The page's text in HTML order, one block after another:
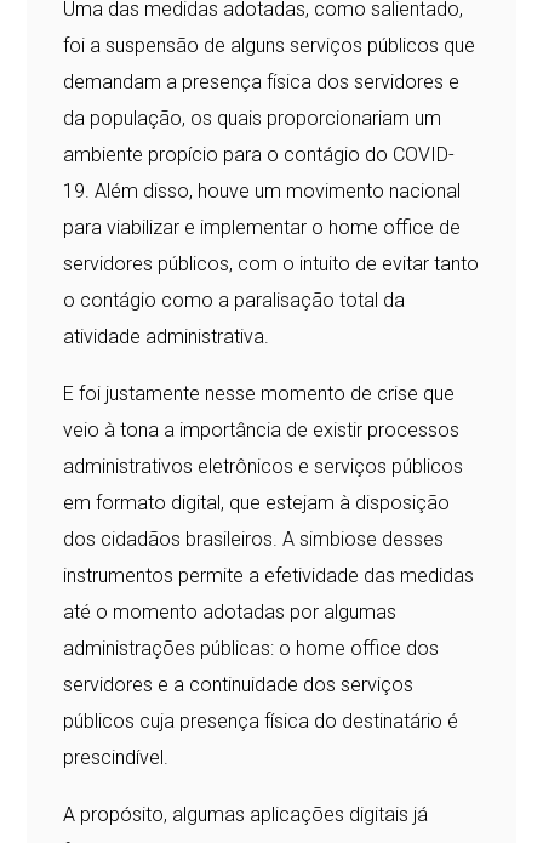
Uma das medidas adotadas, como salientado,
foi a suspensão de alguns serviços públicos que
demandam a presença física dos servidores e
da população, os quais proporcionariam um
ambiente propício para o contágio do COVID-
19. Além disso, houve um movimento nacional
para viabilizar e implementar o home office de
servidores públicos, com o intuito de evitar tanto
o contágio como a paralisação total da
atividade administrativa.
E foi justamente nesse momento de crise que
veio à tona a importância de existir processos
administrativos eletrônicos e serviços públicos
em formato digital, que estejam à disposição
dos cidadãos brasileiros. A simbiose desses
instrumentos permite a efetividade das medidas
até o momento adotadas por algumas
administrações públicas: o home office dos
servidores e a continuidade dos serviços
públicos cuja presença física do destinatário é
prescindível.
A propósito, algumas aplicações digitais já